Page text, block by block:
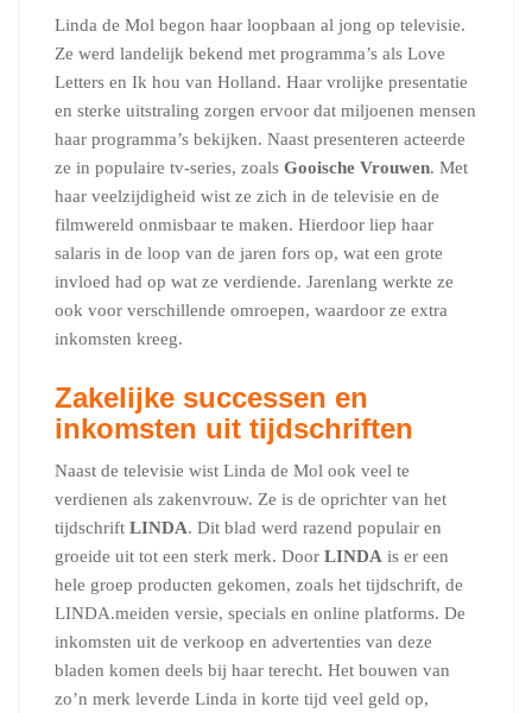
Linda de Mol begon haar loopbaan al jong op televisie.
Ze werd landelijk bekend met programma’s als Love
Letters en Ik hou van Holland. Haar vrolijke presentatie
en sterke uitstraling zorgen ervoor dat miljoenen mensen
haar programma’s bekijken. Naast presenteren acteerde
ze in populaire tv-series, zoals Gooische Vrouwen. Met
haar veelzijdigheid wist ze zich in de televisie en de
filmwereld onmisbaar te maken. Hierdoor liep haar
salaris in de loop van de jaren fors op, wat een grote
invloed had op wat ze verdiende. Jarenlang werkte ze
ook voor verschillende omroepen, waardoor ze extra
inkomsten kreeg.
Zakelijke successen en
inkomsten uit tijdschriften
Naast de televisie wist Linda de Mol ook veel te
verdienen als zakenvrouw. Ze is de oprichter van het
tijdschrift LINDA. Dit blad werd razend populair en
groeide uit tot een sterk merk. Door LINDA is er een
hele groep producten gekomen, zoals het tijdschrift, de
LINDA.meiden versie, specials en online platforms. De
inkomsten uit de verkoop en advertenties van deze
bladen komen deels bij haar terecht. Het bouwen van
zo’n merk leverde Linda in korte tijd veel geld op,